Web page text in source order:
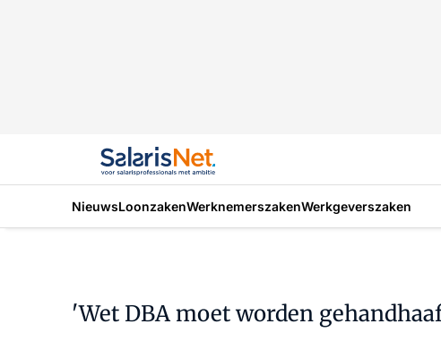
NieuwsLoonzakenWerknemerszakenWerkgeverszaken
'Wet DBA moet worden